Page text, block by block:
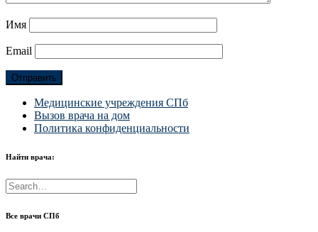
Имя
Email
Медицинские учреждения СПб
Вызов врача на дом
Политика конфиденциальности
Найти врача:
Все врачи СПб